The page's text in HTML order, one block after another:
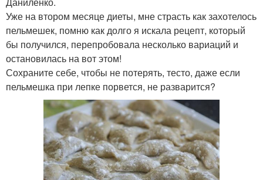
Уже на втором месяце диеты, мне страсть как захотелось
пельмешек, помню как долго я искала рецепт, который
бы получился, перепробовала несколько вариаций и
остановилась на вот этом!
Сохраните себе, чтобы не потерять, тесто, даже если
пельмешка при лепке порвется, не разварится?